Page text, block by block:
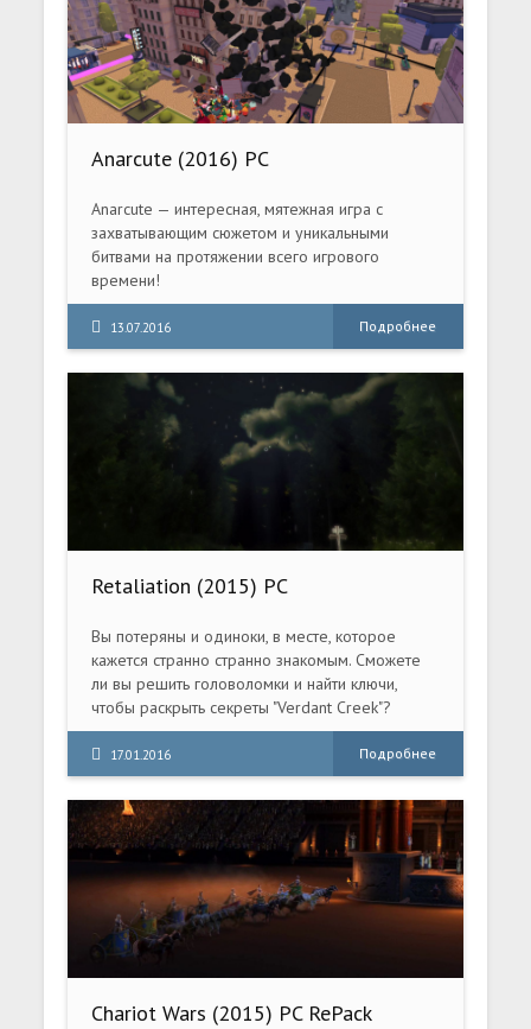
Anarcute (2016) PC
Anarcute — интересная, мятежная игра с
захватывающим сюжетом и уникальными
битвами на протяжении всего игрового
времени!
Настали темные времена. Группа злых
корпораций захватила крупные мегаполисы.
13.07.2016 Подробнее
Retaliation (2015) PC
Вы потеряны и одиноки, в месте, которое
кажется странно странно знакомым. Сможете
ли вы решить головоломки и найти ключи,
чтобы раскрыть секреты "Verdant Creek"?
17.01.2016 Подробнее
Chariot Wars (2015) PC RePack